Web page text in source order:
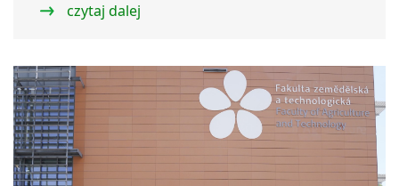
czytaj dalej